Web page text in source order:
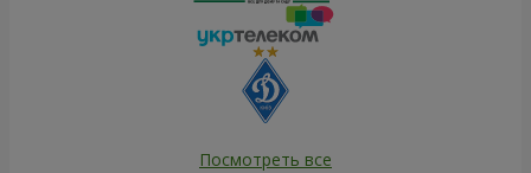
Посмотреть все